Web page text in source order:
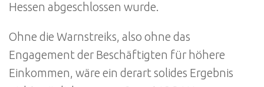
Hessen abgeschlossen wurde.
Ohne die Warnstreiks, also ohne das
Engagement der Beschäftigten für höhere
Einkommen, wäre ein derart solides Ergebnis